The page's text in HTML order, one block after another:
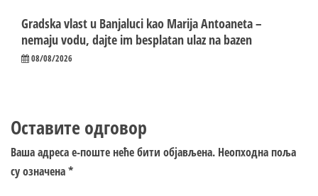
Gradska vlast u Banjaluci kao Marija Antoaneta –
nemaju vodu, dajte im besplatan ulaz na bazen
08/08/2026
Оставите одговор
Ваша адреса е-поште неће бити објављена. Неопходна поља
су означена*